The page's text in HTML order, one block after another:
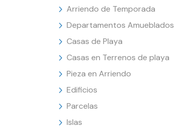
Arriendo de Temporada
Departamentos Amueblados
Casas de Playa
Casas en Terrenos de playa
Pieza en Arriendo
Edificios
Parcelas
Islas